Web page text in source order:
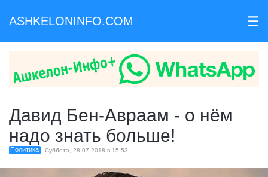
ASHKELONINFO.COM III
Давид Бен-Авраам - о нём
надо знать больше!
Политика Суббота, 28.07.2018 в 15:53